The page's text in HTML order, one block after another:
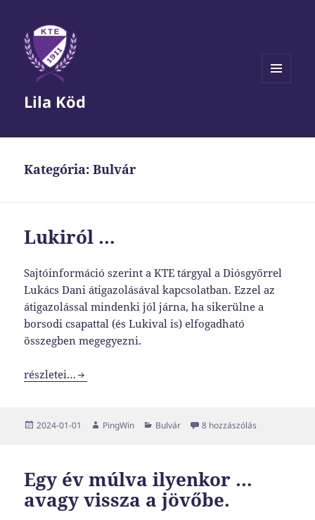
Lila Köd
Kategória:Bulvár
Lukiról …
Sajtóinformáció szerint a KTE tárgyal a Diósgyőrrel
Lukács Dani átigazolásával kapcsolatban. Ezzel az
átigazolással mindenki jól járna, ha sikerülne a
borsodi csapattal (és Lukival is) elfogadható
összegben megegyezni.
Lukiról …
részletei…
Közzétéve
2024-01-01 Szerző
PingWin Kategória
Bulvár 8 hozzászólás
Egy év múlva ilyenkor …
avagy vissza a jövőbe.